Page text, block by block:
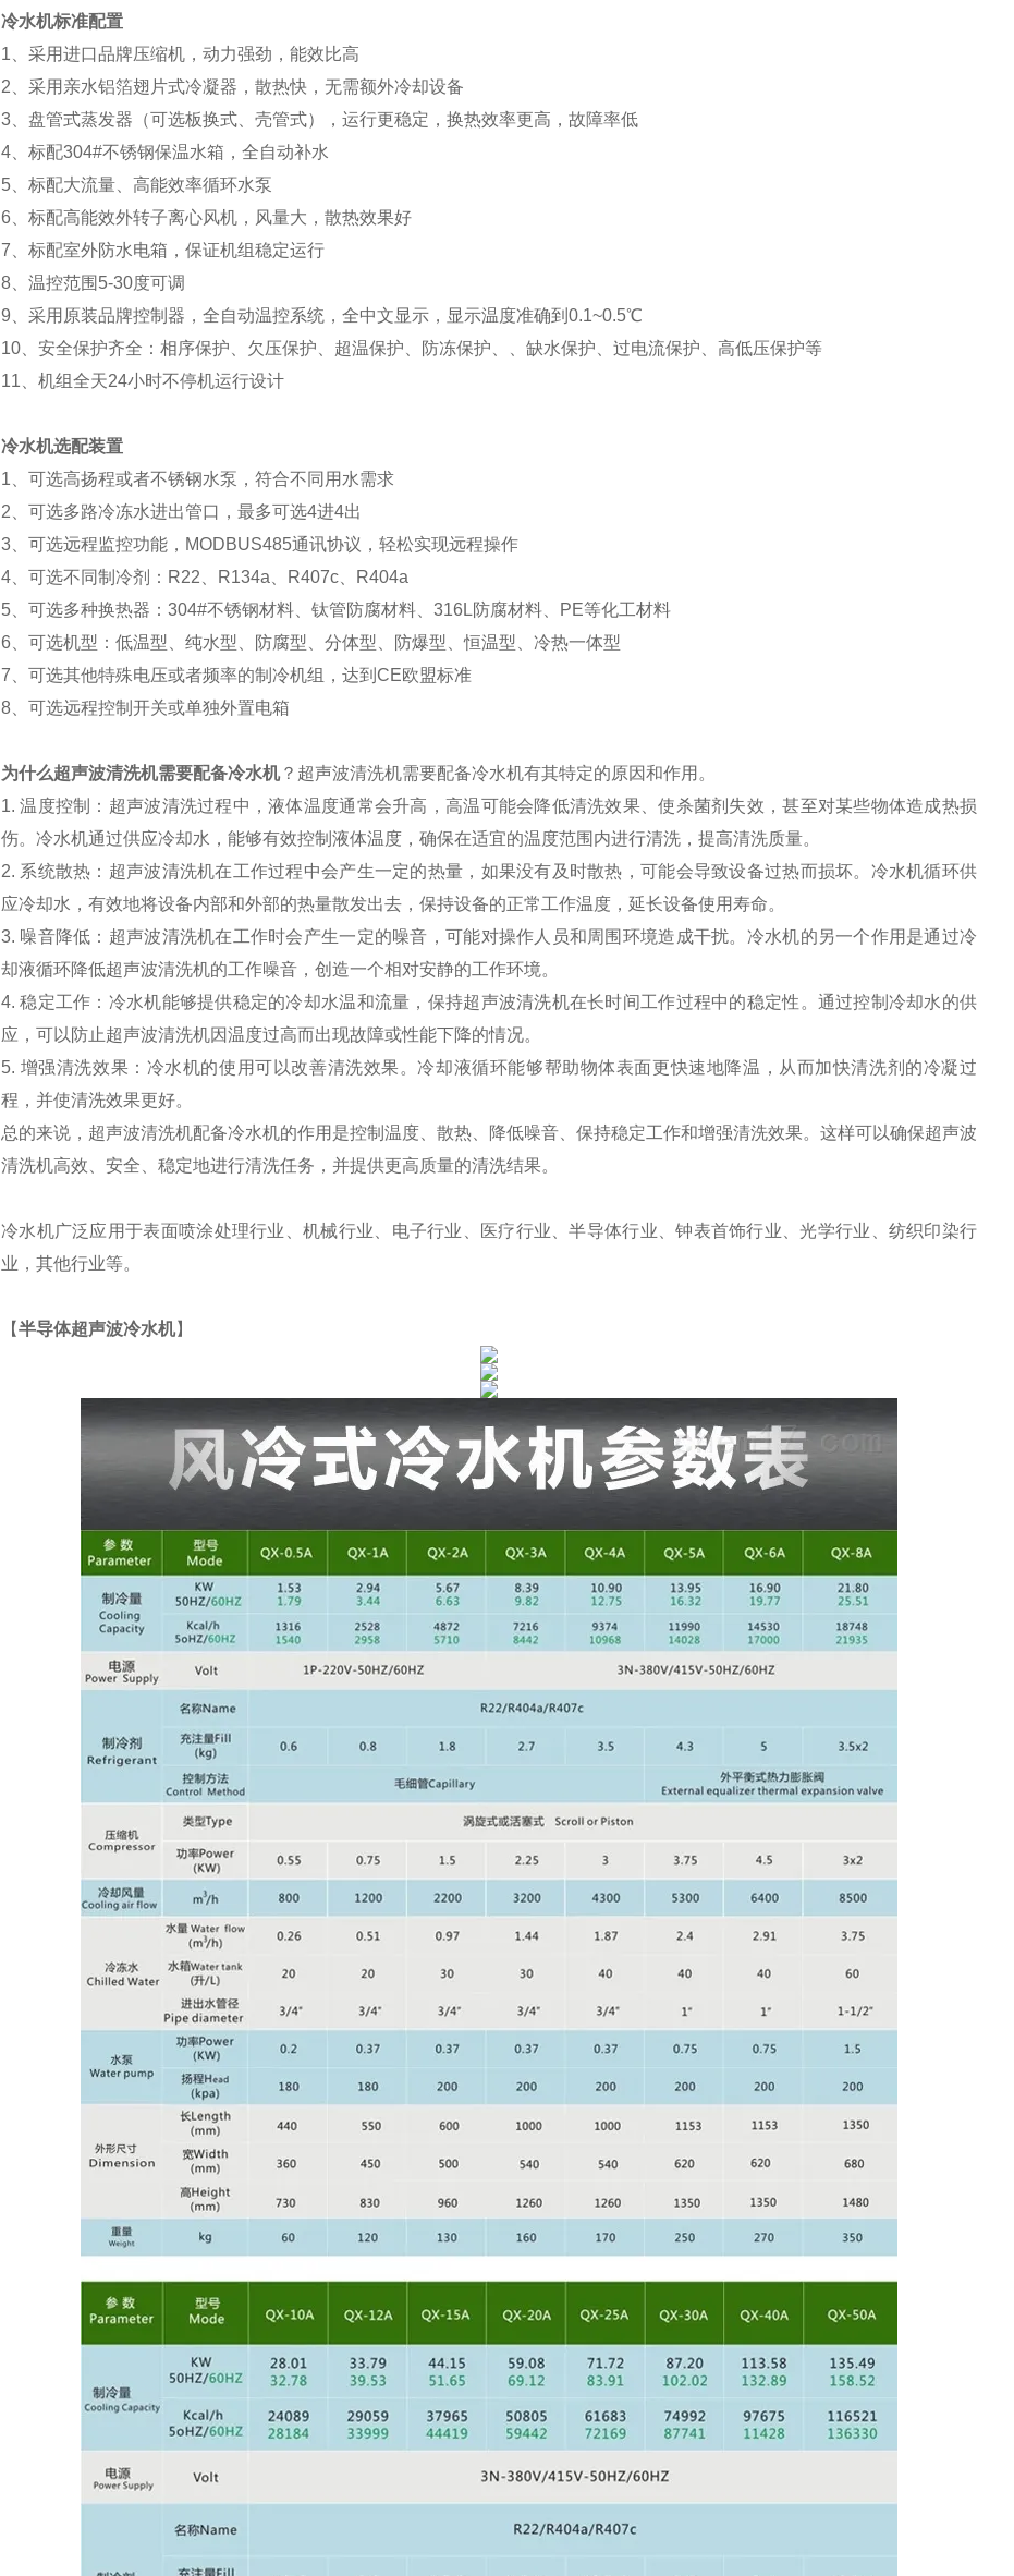
冷水机标准配置
1、 采用进口品牌压缩机，动力强劲，能效比高
2、 采用亲水铝箔翅片式冷凝器，散热快，无需额外冷却设备
3、盘管式蒸发器 （可选板换式、壳管式）
，运行更稳定，换热效率更高，故障率低
4、 标配304#不锈钢保温水箱，全自动补水
5、 标配大流量、高能效率循环水泵
6、 标配高能效外转子离心风机，风量大，散热效果好
7、 标配室外防水电箱，保证机组稳定运行
8、 温控范围 5-30度可调
9、 采用 原装品牌控制器，全自动温控系统，全中文显示，显示温度准确到 0.1~0.5℃
10、 安全保护齐全：相序保护、欠压保护、超温保护、防冻保护、、缺水保护、过电流保护、高低压保护等
11、 机组全天24小时不停机运行设计
冷水机选配装置
1、 可选高扬程或者不锈钢水泵， 符合不同用水需求
2、 可选多路冷冻水进出管口，最多可选4进4出
3、 可选远程监控功能， MODBUS485通讯协议，轻松实现远程操作
4、 可选不同制冷剂： R22、R134a、R407c、R404a
5、 可选多种换热器： 304#不锈钢材料、钛管防腐材料、316L防腐材料、PE等化工材料
6、 可选机型：低温型、纯水型、防腐型、分体型、防爆型、恒温型、冷热一体型
7、 可选其他特殊电压或者频率的制冷机组，达到 CE欧盟标准
8、 可选远程控制开关或单独外置电箱
为什么超声波清洗机需要配备冷水机？超声波清洗机需要配备冷水机有其特定的原因和作用。
1.温度控制：超声波清洗过程中，液体温度通常会升高，高温可能会降低清洗效果、使杀菌剂失效，甚至对某些物体造成热损
伤。冷水机通过供应冷却水，能够有效控制液体温度，确保在适宜的温度范围内进行清洗，提高清洗质量。
2. 系统散热：超声波清洗机在工作过程中会产生一定的热量，如果没有及时散热，可能会导致设备过热而损坏。冷水机循环供
应冷却水，有效地将设备内部和外部的热量散发出去，保持设备的正常工作温度，延长设备使用寿命。
3. 噪音降低：超声波清洗机在工作时会产生一定的噪音，可能对操作人员和周围环境造成干扰。冷水机的另一个作用是通过冷
却液循环降低超声波清洗机的工作噪音，创造一个相对安静的工作环境。
4.稳定工作：冷水机能够提供稳定的冷却水温和流量，保持超声波清洗机在长时间工作过程中的稳定性。通过控制冷却水的供
应，可以防止超声波清洗机因温度过高而出现故障或性能下降的情况。
5. 增强清洗效果：冷水机的使用可以改善清洗效果。冷却液循环能够帮助物体表面更快速地降温，从而加快清洗剂的冷凝过
程，并使清洗效果更好。
总的来说，超声波清洗机配备冷水机的作用是控制温度、散热、降低噪音、保持稳定工作和增强清洗效果。这样可以确保超声波
清洗机高效、安全、稳定地进行清洗任务，并提供更高质量的清洗结果。
冷水机广泛应用于表面喷涂处理行业、机械行业、电子行业、医疗行业、半导体行业、钟表首饰行业、光学行业、纺织印染行
业，其他行业等。
【半导体超声波冷水机】